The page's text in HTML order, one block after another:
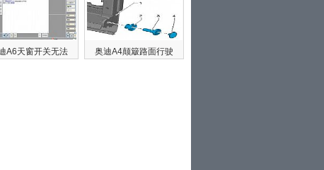
A6天窗开关无法 奥迪A4颠簸路面行驶